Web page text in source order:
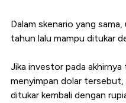
Dalam skenario yang sama,
tahun lalu mampu ditukar
Jika investor pada
menyimpan dolar tersebut,
ditukar kembali dengan